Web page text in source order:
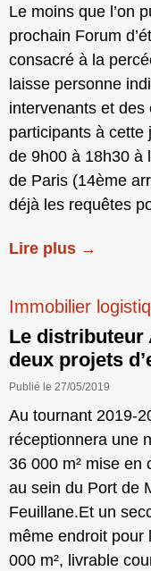
Le moins que l’on
prochain Forum
consacré à la
laisse personne
intervenants et
participants à cette
de 9h00 à 18h30 à
de Paris (14ème
déjà les requêtes
Lire plus →
Immobilier
Le distributeur
deux projets
Publié le 27/05/2019
Au tournant 2019-
réceptionnera une
36 000 m² mise en
au sein du Port de
Feuillane.Et un
même endroit pour
000 m², livrable